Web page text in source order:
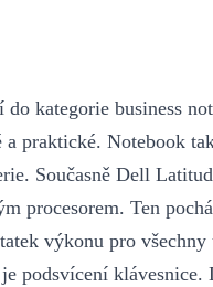
kategorie business
praktické. Notebook
Současně Dell
procesorem. Ten
výkonu pro
podsvícení klávesnice.